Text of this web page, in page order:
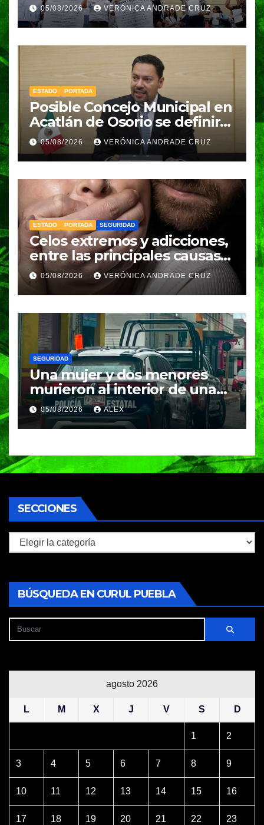
piden a la SEP no cerrar el
plantel
05/08/2026 VERÓNICA ANDRADE CRUZ
ESTADO PORTADA
Posible Concejo Municipal en
Acatlán de Osorio se definirá
en una semana; Congreso
espera resolución de
Gobernación
05/08/2026 VERÓNICA ANDRADE CRUZ
ESTADO PORTADA SEGURIDAD
Celos extremos y adicciones,
entre las principales causas
de feminicidio en Puebla:
Fiscalía
05/08/2026 VERÓNICA ANDRADE CRUZ
SEGURIDAD
Una mujer y dos menores
murieron al interior de una
vivienda en Huauchinango;
investigan posible
intoxicación
05/08/2026 ALEX
SECCIONES
Secciones
BÚSQUEDA EN CURUL PUEBLA
agosto 2026
L M X J V S D
1 2
3 4 5 6 7 8 9
10 11 12 13 14 15 16
17 18 19 20 21 22 23